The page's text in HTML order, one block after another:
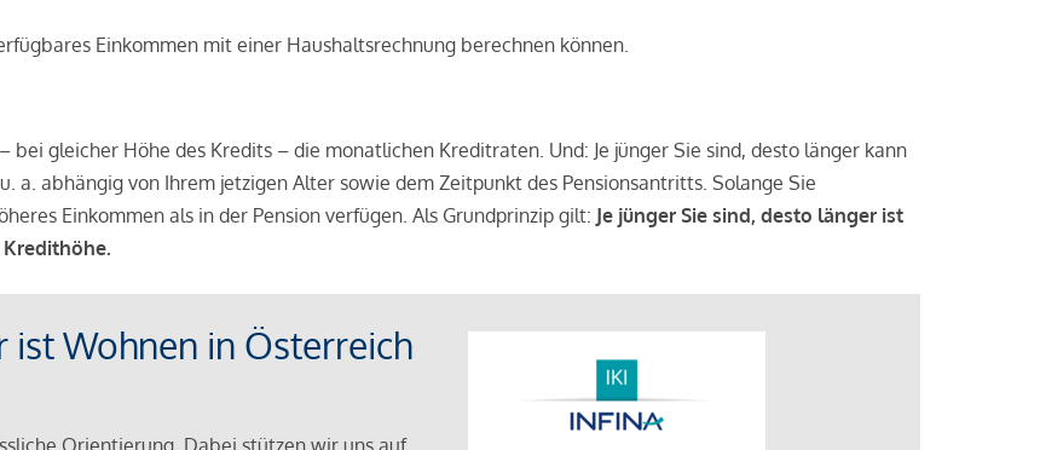
Einkommen mit einer Haushaltsrechnung berechnen können.
bei gleicher Höhe des Kredits – die monatlichen Kreditraten. Und: Je jünger Sie sind, desto länger kann
a. abhängig von Ihrem jetzigen Alter sowie dem Zeitpunkt des Pensionsantritts. Solange Sie
Einkommen als in der Pension verfügen. Als Grundprinzip gilt: Je jünger Sie sind, desto länger ist
ist Wohnen in Österreich